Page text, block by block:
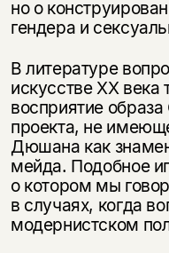
но о
гендера и
В литературе
искусстве XX
восприятие
проекта, не
Дюшана как
мейда. Подобное
о котором мы
в случаях, когда
модернистском